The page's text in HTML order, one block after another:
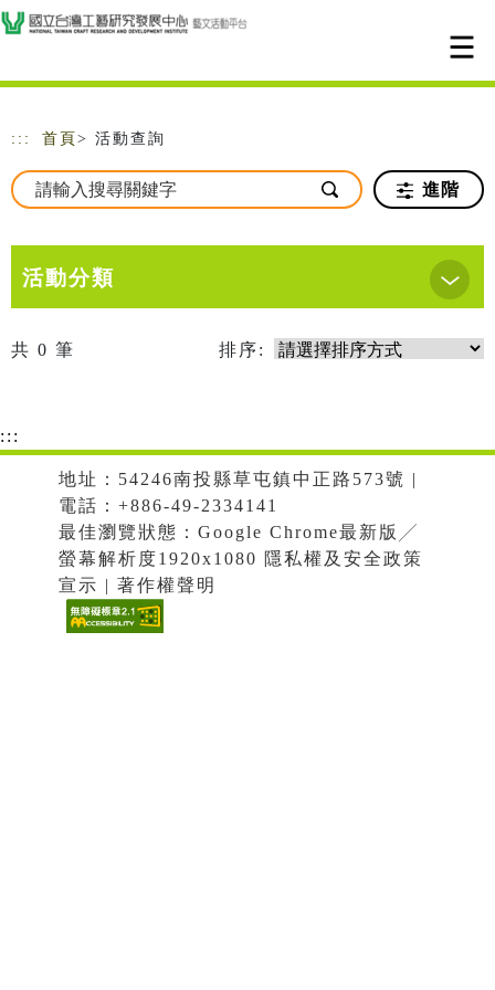
跳到主要內容
網站導覽
::: 首頁 > 活動查詢
進階
活動分類
共 0 筆 排序:
:::
地址：54246南投縣草屯鎮中正路573號 |
電話：+886-49-2334141
最佳瀏覽狀態：Google Chrome最新版╱
螢幕解析度1920x1080 隱私權及安全政策
宣示 | 著作權聲明